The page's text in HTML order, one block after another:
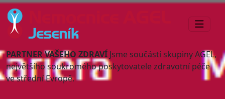
PARTNER VAŠEHO ZDRAVÍ Jsme součástí skupiny AGEL,
největšího soukromého poskytovatele zdravotní péče
ve střední Evropě.